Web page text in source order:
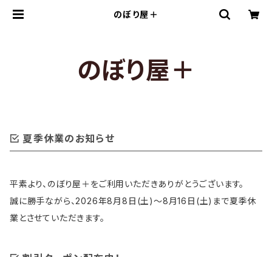
のぼり屋＋
のぼり屋＋
夏季休業のお知らせ
平素より、のぼり屋＋をご利用いただきありがとうございます。
誠に勝手ながら、2026年8月8日(土)〜8月16日(土)まで夏季休
業とさせていただきます。